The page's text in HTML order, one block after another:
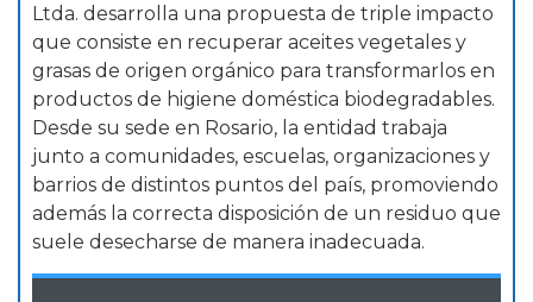
Ltda. desarrolla una propuesta de triple impacto
que consiste en recuperar aceites vegetales y
grasas de origen orgánico para transformarlos en
productos de higiene doméstica biodegradables.
Desde su sede en Rosario, la entidad trabaja
junto a comunidades, escuelas, organizaciones y
barrios de distintos puntos del país, promoviendo
además la correcta disposición de un residuo que
suele desecharse de manera inadecuada.